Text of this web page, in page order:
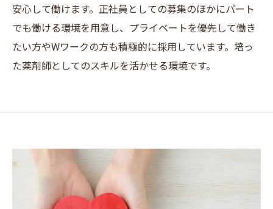
安心して働けます。正社員としての募集のほかにパート
でも働ける環境を用意し、プライベートを優先して働き
たい方やWワークの方も積極的に採用しています。培っ
た薬剤師としてのスキルを活かせる環境です。